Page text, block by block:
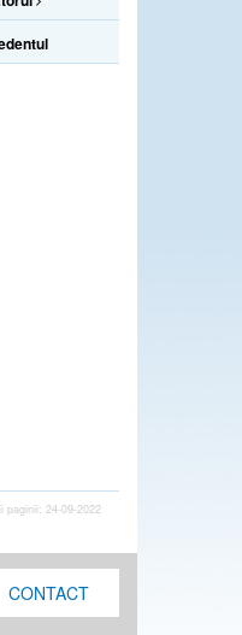
paginii: 24-09-2022
CONTACT